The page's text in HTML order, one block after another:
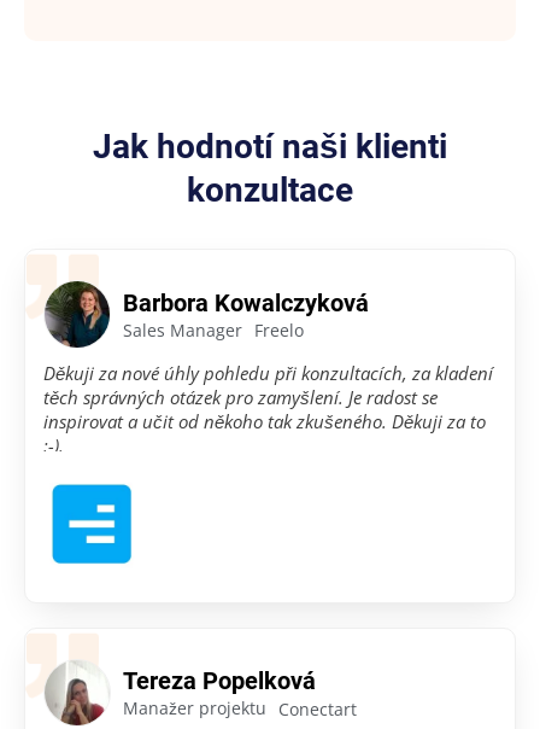
Jak hodnotí naši klienti
konzultace
Barbora Kowalczyková
Sales Manager Freelo
Děkuji za nové úhly pohledu při konzultacích, za kladení
těch správných otázek pro zamyšlení. Je radost se
inspirovat a učit od někoho tak zkušeného. Děkuji za to
:-).
Tereza Popelková
Manažer projektu Conectart